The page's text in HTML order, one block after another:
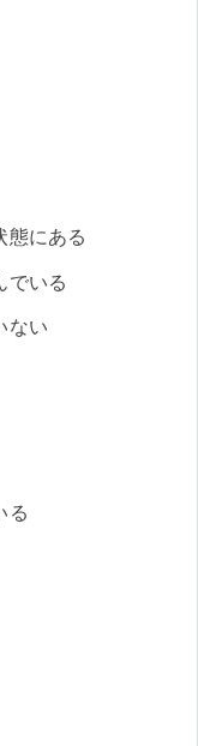
態にある
でいる
ない
る